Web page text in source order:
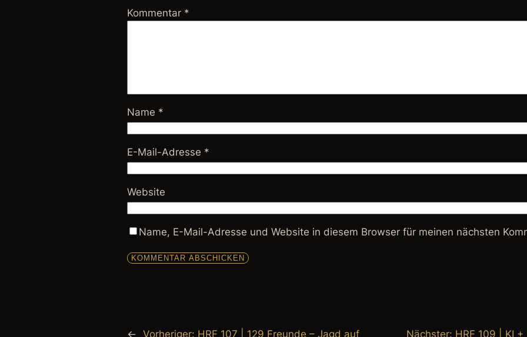
Kommentar *
Name *
E-Mail-Adresse *
Website
Name, E-Mail-Adresse und Website in diesem Browser für meinen nächsten
← Vorheriger: HRF 107 | 129 Freunde – Jagd auf Nächster: HRF 109 | KI